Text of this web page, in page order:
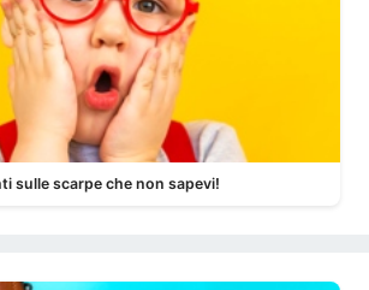
sulle scarpe che non sapevi!